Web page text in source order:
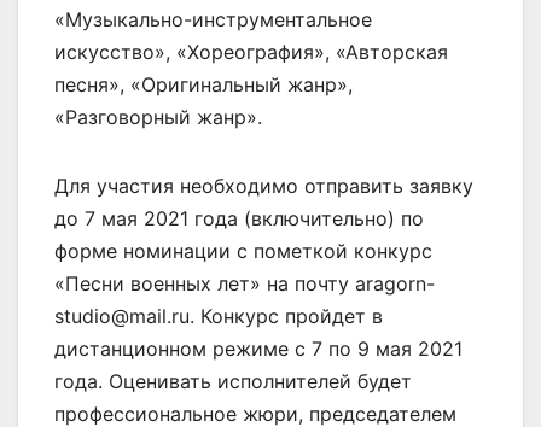
«Музыкально-инструментальное
искусство», «Хореография», «Авторская
песня», «Оригинальный жанр»,
«Разговорный жанр».
Для участия необходимо отправить заявку
до 7 мая 2021 года (включительно) по
форме номинации с пометкой конкурс
«Песни военных лет» на почту aragorn-
studio@mail.ru. Конкурс пройдет в
дистанционном режиме с 7 по 9 мая 2021
года. Оценивать исполнителей будет
профессиональное жюри, председателем